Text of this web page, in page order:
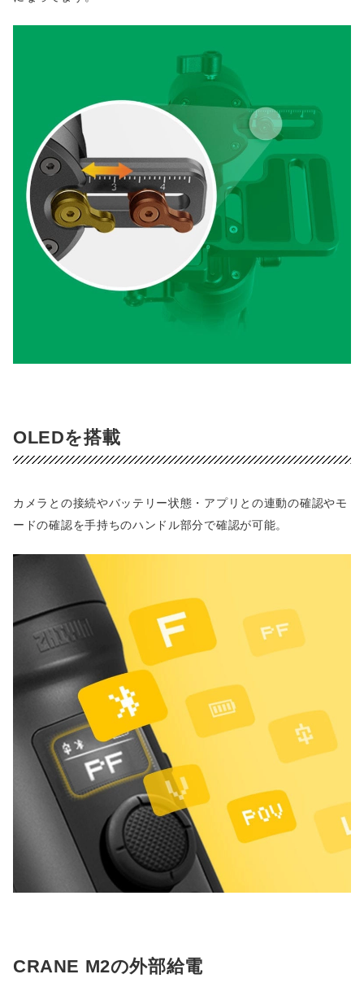
OLEDを搭載
カメラとの接続やバッテリー状態・アプリとの連動の確認やモ
ードの確認を手持ちのハンドル部分で確認が可能。
CRANE M2の外部給電